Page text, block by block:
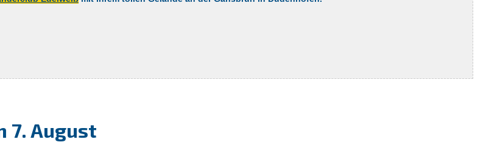
7. August